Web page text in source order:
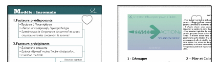
ADDICTIONS